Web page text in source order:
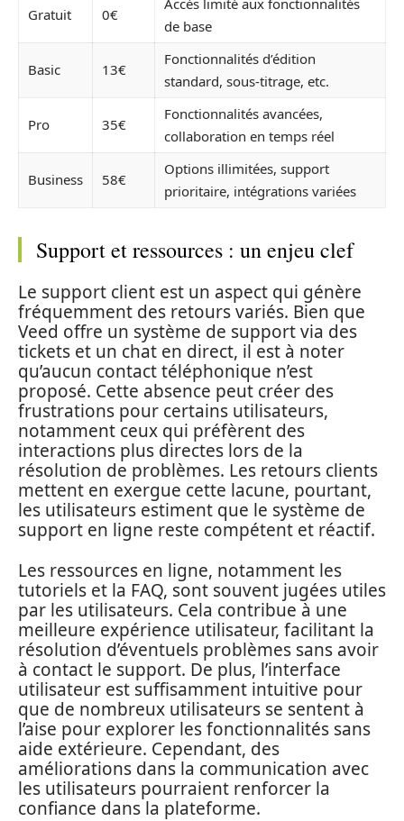
Gratuit 0€
de base
Basic 13€
Fonctionnalités d’édition
standard, sous-titrage, etc.
Pro 35€
Fonctionnalités avancées,
collaboration en temps réel
Business 58€
Options illimitées, support
prioritaire, intégrations variées
Support et ressources : un enjeu clef
Le support client est un aspect qui génère
fréquemment des retours variés. Bien que
Veed offre un système de support via des
tickets et un chat en direct, il est à noter
qu’aucun contact téléphonique n’est
proposé. Cette absence peut créer des
frustrations pour certains utilisateurs,
notamment ceux qui préfèrent des
interactions plus directes lors de la
résolution de problèmes. Les retours clients
mettent en exergue cette lacune, pourtant,
les utilisateurs estiment que le système de
support en ligne reste compétent et réactif.
Les ressources en ligne, notamment les
tutoriels et la FAQ, sont souvent jugées utiles
par les utilisateurs. Cela contribue à une
meilleure expérience utilisateur, facilitant la
résolution d’éventuels problèmes sans avoir
à contact le support. De plus, l’interface
utilisateur est suffisamment intuitive pour
que de nombreux utilisateurs se sentent à
l’aise pour explorer les fonctionnalités sans
aide extérieure. Cependant, des
améliorations dans la communication avec
les utilisateurs pourraient renforcer la
confiance dans la plateforme.